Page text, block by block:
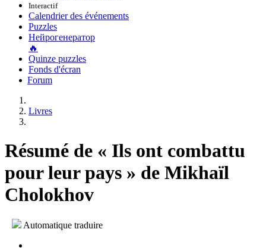
Interactif
Calendrier des événements
Puzzles
Нейрогенератор
🔥
Quinze puzzles
Fonds d'écran
Forum
Livres
Résumé de « Ils ont combattu
pour leur pays » de Mikhaïl
Cholokhov
Automatique traduire